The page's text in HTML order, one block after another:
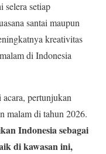
selera setiap
santai maupun
kreativitas
di Indonesia
pertunjukan
malam di tahun 2026.
Indonesia sebagai
di kawasan ini,